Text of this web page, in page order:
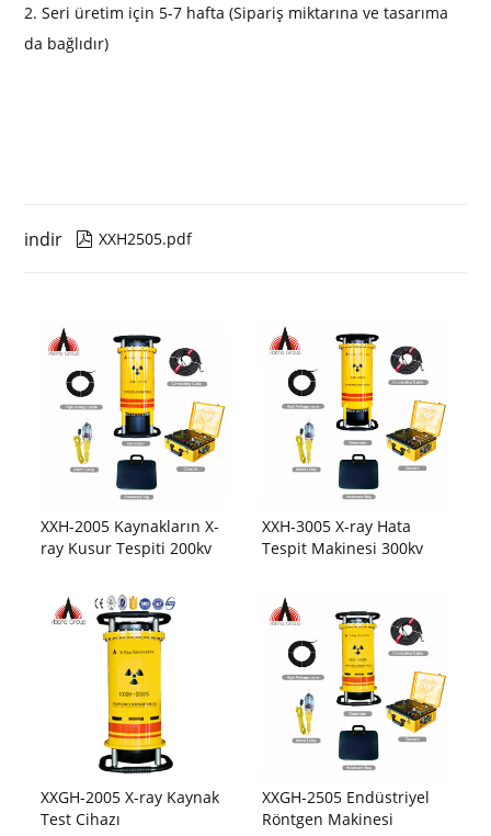
2.Seri üretim için 5-7 hafta (Sipariş miktarına ve tasarıma
da bağlıdır)
indir  XXH2505.pdf
XXH-2005 Kaynakların X-
ray Kusur Tespiti 200kv
XXH-3005 X-ray Hata
Tespit Makinesi 300kv
XXGH-2005 X-ray Kaynak
Test Cihazı
XXGH-2505 Endüstriyel
Röntgen Makinesi